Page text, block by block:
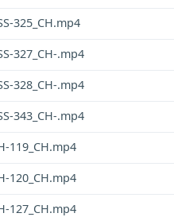
325_CH.mp4
327_CH-.mp4
328_CH-.mp4
343_CH-.mp4
119_CH.mp4
120_CH.mp4
127_CH.mp4